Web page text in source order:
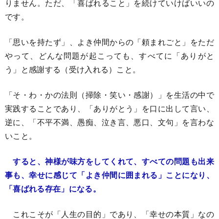
りません。ただ、「喜ばれること」を続けていけばいいの
です。
「思いを持たず」、よき仲間からの「頼まれごと」をただ
やって、どんな問題が起こっても、すべてに「ありがと
う」と感謝する（受け入れる）こと。
「そ・わ・かの法則（掃除・笑い・感謝）」を生活の中で
実践することであり、「ありがとう」を口に出して言い、
逆に、「不平不満、愚痴、泣き言、悪口、文句」を言わな
いこと。
すると、神様が味方をしてくれて、すべての問題も出来
事も、幸せに感じて「よき仲間に囲まれる」ことになり、
「喜ばれる存在」になる。
これこそが「人生の目的」であり、「幸せの本質」なの